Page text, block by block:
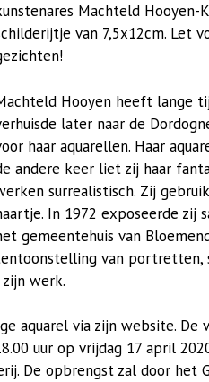
Machteld
van 7,5x12cm. Let
Hooyen heeft lange
later naar de
haar aquarellen. Haar
andere keer liet zij haar
surrealistisch. Zij
In 1972 exposeerde zij
gemeentehuis van
van portretten,
werk.
aquarel via zijn website.
uur op vrijdag 17 april
De opbrengst zal door het